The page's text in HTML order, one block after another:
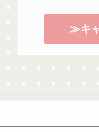
≫キ